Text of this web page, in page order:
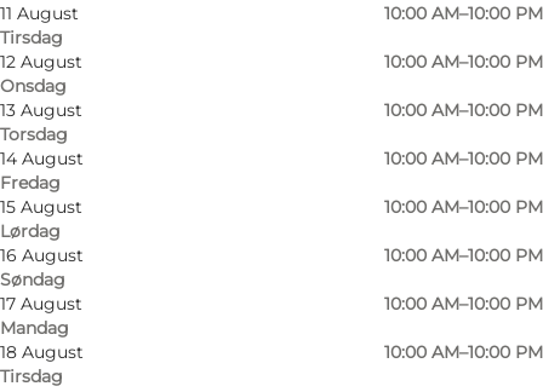
11 August
Tirsdag
10:00 AM–10:00 PM
12 August
Onsdag
10:00 AM–10:00 PM
13 August
Torsdag
10:00 AM–10:00 PM
14 August
Fredag
10:00 AM–10:00 PM
15 August
Lørdag
10:00 AM–10:00 PM
16 August
Søndag
10:00 AM–10:00 PM
17 August
Mandag
10:00 AM–10:00 PM
18 August
Tirsdag
10:00 AM–10:00 PM
Foto: Kristoffer Lykke Jensen Foto: